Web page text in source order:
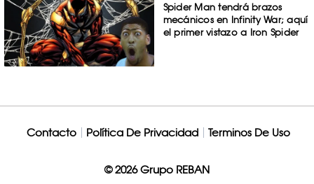
Spider Man tendrá brazos
mecánicos en Infinity War; aquí
el primer vistazo a Iron Spider
Contacto Política De Privacidad Terminos De Uso
© 2026 Grupo REBAN